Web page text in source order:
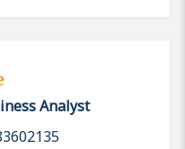
Analyst